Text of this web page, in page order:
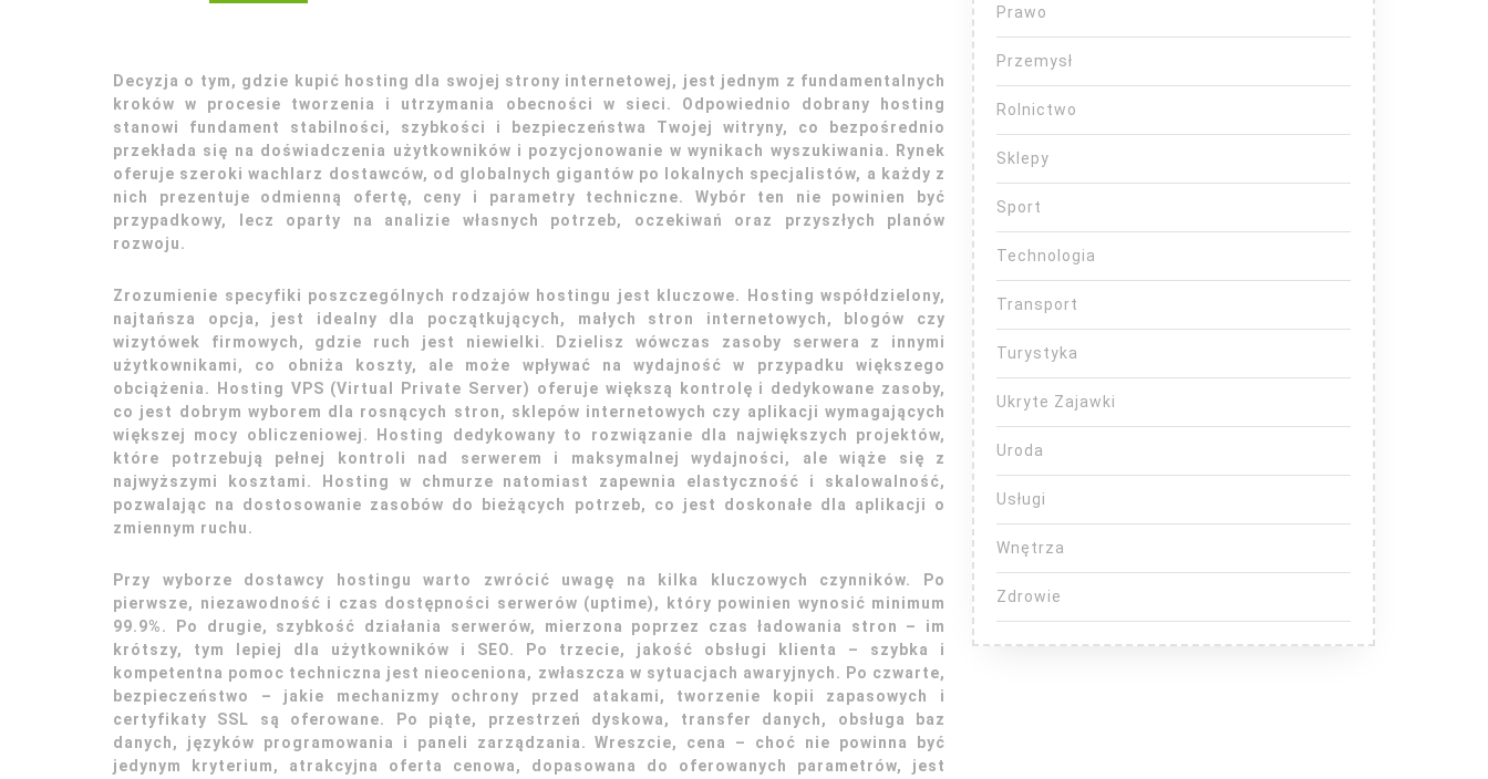
Decyzja o tym, gdzie kupić hosting dla swojej strony internetowej, jest jednym z fundamentalnych
kroków w procesie tworzenia i utrzymania obecności w sieci. Odpowiednio dobrany hosting
stanowi fundament stabilności, szybkości i bezpieczeństwa Twojej witryny, co bezpośrednio
przekłada się na doświadczenia użytkowników i pozycjonowanie w wynikach wyszukiwania. Rynek
oferuje szeroki wachlarz dostawców, od globalnych gigantów po lokalnych specjalistów, a każdy z
nich prezentuje odmienną ofertę, ceny i parametry techniczne. Wybór ten nie powinien być
przypadkowy, lecz oparty na analizie własnych potrzeb, oczekiwań oraz przyszłych planów
rozwoju.
Zrozumienie specyfiki poszczególnych rodzajów hostingu jest kluczowe. Hosting współdzielony,
najtańsza opcja, jest idealny dla początkujących, małych stron internetowych, blogów czy
wizytówek firmowych, gdzie ruch jest niewielki. Dzielisz wówczas zasoby serwera z innymi
użytkownikami, co obniża koszty, ale może wpływać na wydajność w przypadku większego
obciążenia. Hosting VPS (Virtual Private Server) oferuje większą kontrolę i dedykowane zasoby,
co jest dobrym wyborem dla rosnących stron, sklepów internetowych czy aplikacji wymagających
większej mocy obliczeniowej. Hosting dedykowany to rozwiązanie dla największych projektów,
które potrzebują pełnej kontroli nad serwerem i maksymalnej wydajności, ale wiąże się z
najwyższymi kosztami. Hosting w chmurze natomiast zapewnia elastyczność i skalowalność,
pozwalając na dostosowanie zasobów do bieżących potrzeb, co jest doskonałe dla aplikacji o
zmiennym ruchu.
Przy wyborze dostawcy hostingu warto zwrócić uwagę na kilka kluczowych czynników. Po
pierwsze, niezawodność i czas dostępności serwerów (uptime), który powinien wynosić minimum
99.9%. Po drugie, szybkość działania serwerów, mierzona poprzez czas ładowania stron – im
krótszy, tym lepiej dla użytkowników i SEO. Po trzecie, jakość obsługi klienta – szybka i
kompetentna pomoc techniczna jest nieoceniona, zwłaszcza w sytuacjach awaryjnych. Po czwarte,
bezpieczeństwo – jakie mechanizmy ochrony przed atakami, tworzenie kopii zapasowych i
certyfikaty SSL są oferowane. Po piąte, przestrzeń dyskowa, transfer danych, obsługa baz
danych, języków programowania i paneli zarządzania. Wreszcie, cena – choć nie powinna być
jedynym kryterium, atrakcyjna oferta cenowa, dopasowana do oferowanych parametrów, jest
Prawo
Przemysł
Rolnictwo
Sklepy
Sport
Technologia
Transport
Turystyka
Ukryte Zajawki
Uroda
Usługi
Wnętrza
Zdrowie